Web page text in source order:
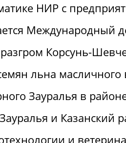
НИР с
Международный
Корсунь-
льна
Зауралья в
и Казанский
и